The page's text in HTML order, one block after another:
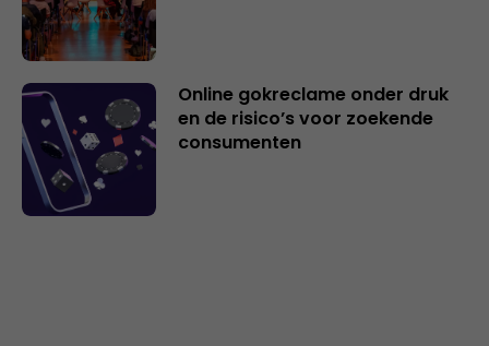
Online gokreclame onder druk
en de risico’s voor zoekende
consumenten